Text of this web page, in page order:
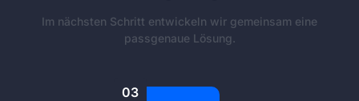
Im nächsten Schritt entwickeln wir gemeinsam eine
passgenaue Lösung.
03